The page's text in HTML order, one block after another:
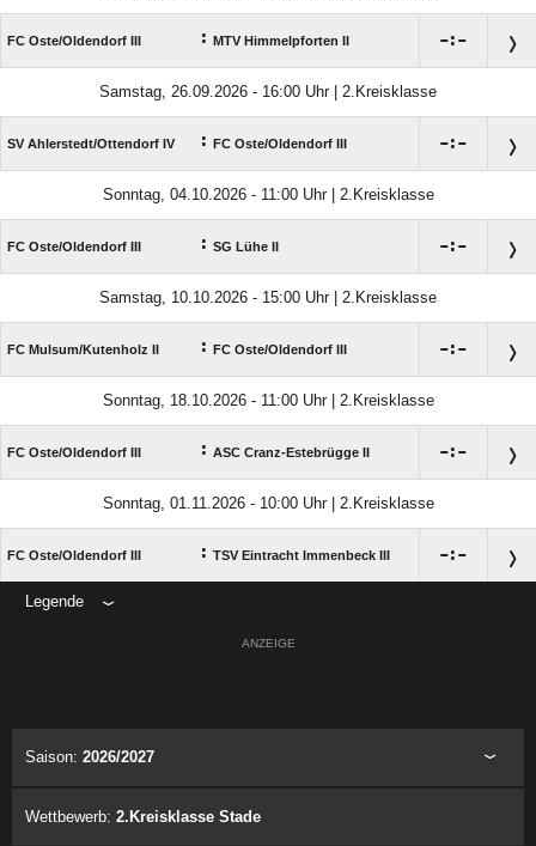
FC Oste/​Oldendorf III : MTV Himmelpforten II :
Samstag, 26.09.2026 - 16:00 Uhr | 2.Kreisklasse
SV Ahlerstedt/​Ottendorf IV : FC Oste/​Oldendorf III :
Sonntag, 04.10.2026 - 11:00 Uhr | 2.Kreisklasse
FC Oste/​Oldendorf III : SG Lühe II :
Samstag, 10.10.2026 - 15:00 Uhr | 2.Kreisklasse
FC Mulsum/​Kutenholz II : FC Oste/​Oldendorf III :
Sonntag, 18.10.2026 - 11:00 Uhr | 2.Kreisklasse
FC Oste/​Oldendorf III : ASC Cranz-Estebrügge II :
Sonntag, 01.11.2026 - 10:00 Uhr | 2.Kreisklasse
FC Oste/​Oldendorf III : TSV Eintracht Immenbeck III :
Legende
ANZEIGE
Saison: 2026/2027
Wettbewerb: 2.Kreisklasse Stade